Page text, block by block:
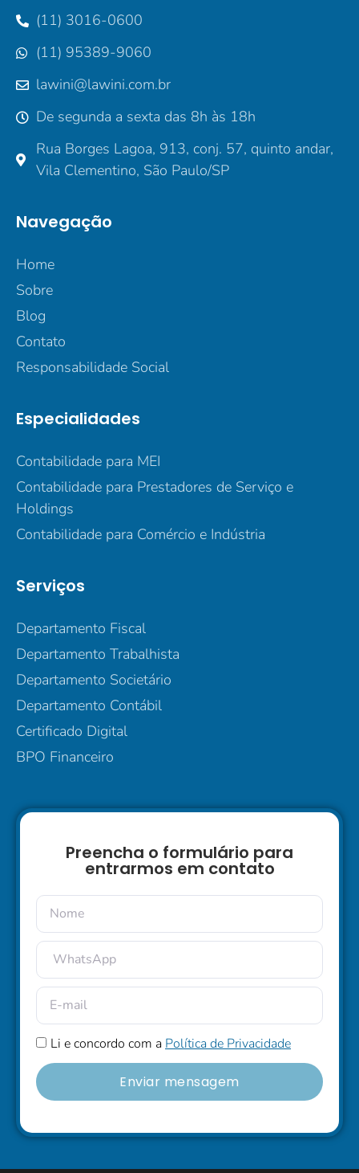
(11) 3016-0600
(11) 95389-9060
lawini@lawini.com.br
De segunda a sexta das 8h às 18h
Rua Borges Lagoa, 913, conj. 57, quinto andar,
Vila Clementino, São Paulo/SP
Navegação
Home
Sobre
Blog
Contato
Responsabilidade Social
Especialidades
Contabilidade para MEI
Contabilidade para Prestadores de Serviço e
Holdings
Contabilidade para Comércio e Indústria
Serviços
Departamento Fiscal
Departamento Trabalhista
Departamento Societário
Departamento Contábil
Certificado Digital
BPO Financeiro
Preencha o formulário para
entrarmos em contato
Li e concordo com a Política de Privacidade
Enviar mensagem